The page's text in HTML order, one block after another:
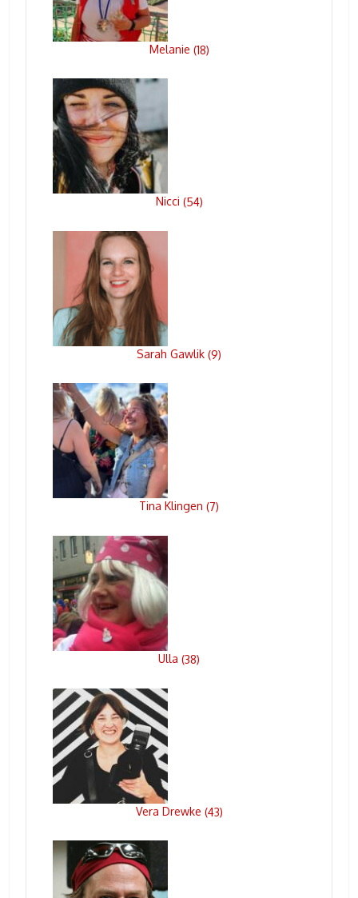
Melanie (18)
Nicci (54)
Sarah Gawlik (9)
Tina Klingen (7)
Ulla (38)
Vera Drewke (43)